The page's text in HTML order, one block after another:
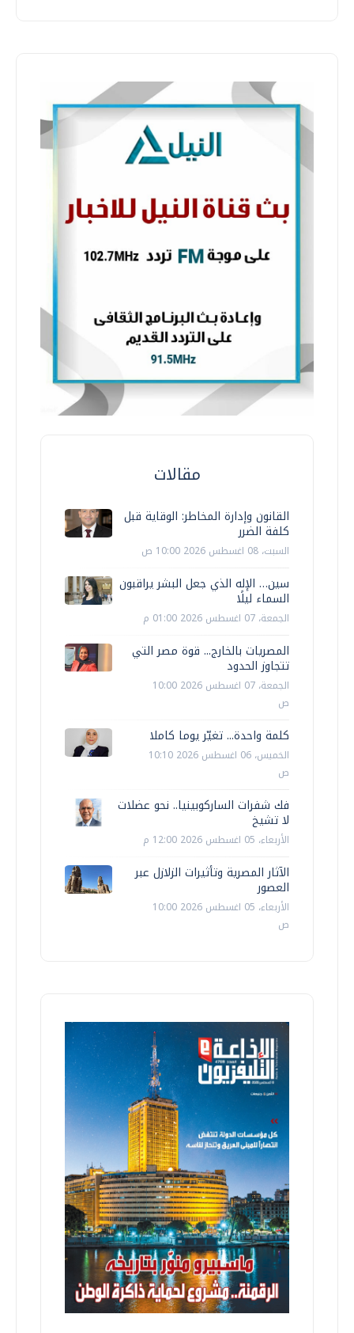
مقالات
القانون وإدارة المخاطر: الوقاية قبل
كلفة الضرر
السبت، 08 اغسطس 2026 10:00 ص
سين… الإله الذي جعل البشر يراقبون
السماء ليلًا
الجمعة، 07 اغسطس 2026 01:00 م
المصريات بالخارج... قوة مصر التي
تتجاوز الحدود
الجمعة، 07 اغسطس 2026 10:00
ص
كلمة واحدة... تغيّر يوما كاملا
الخميس، 06 اغسطس 2026 10:10
ص
فك شفرات الساركوبينيا.. نحو عضلات
لا تشيخ
الأربعاء، 05 اغسطس 2026 12:00 م
الآثار المصرية وتأثيرات الزلازل عبر
العصور
الأربعاء، 05 اغسطس 2026 10:00
ص